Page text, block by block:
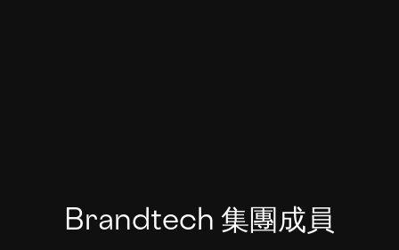
Brandtech 集團成員